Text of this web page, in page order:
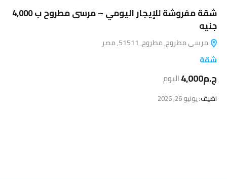
شقة مفروشة للإيجار اليومي – مرسى مطروح ب 4,000
جنيه
مرسى مطروح, مطروح, 51511, مصر
شقة
ج.م4,000 اليوم
اضيف:يوليو 26, 2026